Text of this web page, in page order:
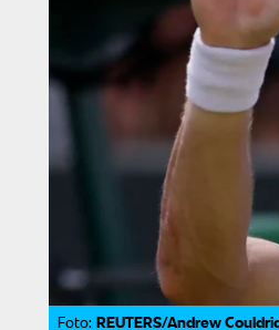
Foto: REUTERS/Andrew